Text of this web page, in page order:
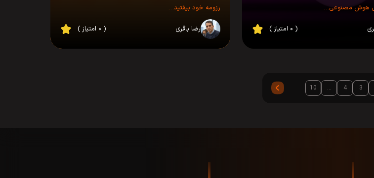
هوش مصنوعی…
( ۰ امتیاز )
رزومه خود بیفتید…
رضا باقری ( ۰ امتیاز )
3
4
…
10